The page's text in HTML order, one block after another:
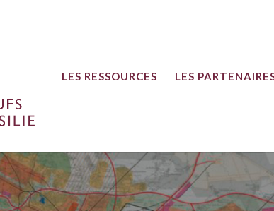
LES RESSOURCES LES